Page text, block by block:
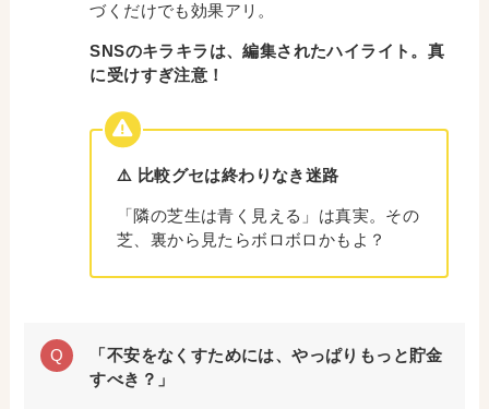
づくだけでも効果アリ。
SNSのキラキラは、編集されたハイライト。真
に受けすぎ注意！
⚠️ 比較グセは終わりなき迷路
「隣の芝生は青く見える」は真実。その
芝、裏から見たらボロボロかもよ？
「不安をなくすためには、やっぱりもっと貯金
すべき？」